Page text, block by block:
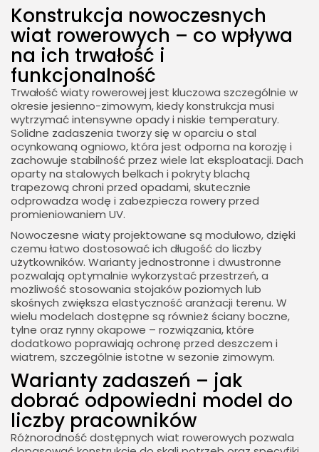
Konstrukcja nowoczesnych
wiat rowerowych – co wpływa
na ich trwałość i
funkcjonalność
Trwałość wiaty rowerowej jest kluczowa szczególnie w
okresie jesienno-zimowym, kiedy konstrukcja musi
wytrzymać intensywne opady i niskie temperatury.
Solidne zadaszenia tworzy się w oparciu o stal
ocynkowaną ogniowo, która jest odporna na korozję i
zachowuje stabilność przez wiele lat eksploatacji. Dach
oparty na stalowych belkach i pokryty blachą
trapezową chroni przed opadami, skutecznie
odprowadza wodę i zabezpiecza rowery przed
promieniowaniem UV.
Nowoczesne wiaty projektowane są modułowo, dzięki
czemu łatwo dostosować ich długość do liczby
użytkowników. Warianty jednostronne i dwustronne
pozwalają optymalnie wykorzystać przestrzeń, a
możliwość stosowania stojaków poziomych lub
skośnych zwiększa elastyczność aranżacji terenu. W
wielu modelach dostępne są również ściany boczne,
tylne oraz rynny okapowe – rozwiązania, które
dodatkowo poprawiają ochronę przed deszczem i
wiatrem, szczególnie istotne w sezonie zimowym.
Warianty zadaszeń – jak
dobrać odpowiedni model do
liczby pracowników
Różnorodność dostępnych wiat rowerowych pozwala